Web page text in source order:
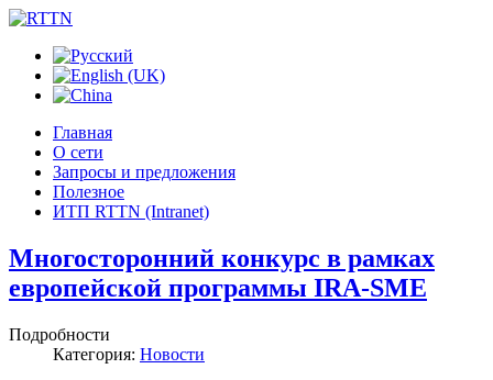
Главная
О сети
Запросы и предложения
Полезное
ИТП RTTN (Intranet)
Многосторонний конкурс в рамках
европейской программы IRA-SME
Подробности
Категория: Новости